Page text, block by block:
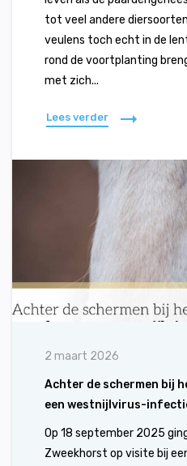
tot veel andere
veulens toch echt in de
rond de voortplanting
met zich...
Lees verder
2 maart 2026
Achter de schermen bij
een westnijlvirus-
Op 18 september 2025
Zweekhorst op visite bij